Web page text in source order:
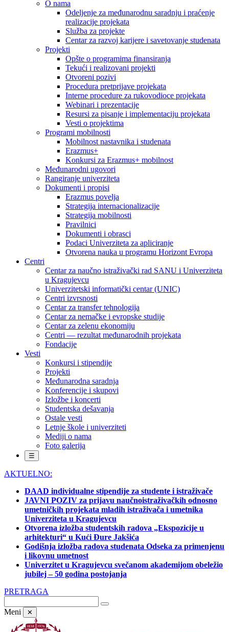
O nama
Odeljenje za međunarodnu saradnju i praćenje
realizacije projekata
Služba za projekte
Centar za razvoj karijere i savetovanje studenata
Projekti
Opšte o programima finansiranja
Tekući i realizovani projekti
Otvoreni pozivi
Procedura pretprijave projekata
Interne procedure za rukovodioce projekata
Webinari i prezentacije
Resursi za pisanje i implementaciju projekata
Vesti o projektima
Programi mobilnosti
Mobilnost nastavnika i studenata
Erazmus+
Konkursi za Erazmus+ mobilnost
Međunarodni ugovori
Rangiranje univerziteta
Dokumenti i propisi
Erazmus povelja
Strategija internacionalizacije
Strategija mobilnosti
Pravilnici
Dokumenti i obrasci
Podaci Univerziteta za apliciranje
Otvorena nauka u programu Horizont Evropa
Centri
Centar za naučno istraživački rad SANU i Univerziteta
u Kragujevcu
Univerzitetski informatički centar (UNIC)
Centri izvrsnosti
Centar za transfer tehnologija
Centar za nemačke i evropske studije
Centar za zelenu ekonomiju
Centri — rezultat međunarodnih projekata
Fondacije
Vesti
Konkursi i stipendije
Projekti
Međunarodna saradnja
Konferencije i skupovi
Izložbe i koncerti
Studentska dešavanja
Ostale vesti
Letnje škole i univerziteti
Mediji o nama
Foto galerija
☰
AKTUELNO:
DAAD individualne stipendije za studente i istraživače
JAVNI POZIV za prijavu naučnoistraživačkih odnosno
umetničkih projekata mladih istraživača i umetnika
Univerziteta u Kragujevcu
Otvorena izložba studentskih radova „Ekspozicije u
arhitekturi“ u Kući Đure Jakšića
Godišnja izložba radova studenata Odseka za primenjenu
i likovnu umetnost
Univerzitet u Kragujevcu svečanom akademijom obeležio
jubilej – 50 godina postojanja
PRETRAGA
Meni ✕